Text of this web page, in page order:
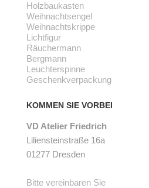
Holzbaukasten
Weihnachtsengel
Weihnachtskrippe
Lichtfigur
Räuchermann
Bergmann
Leuchterspinne
Geschenkverpackung
KOMMEN SIE VORBEI
VD Atelier Friedrich
Liliensteinstraße 16a
01277 Dresden
Bitte vereinbaren Sie